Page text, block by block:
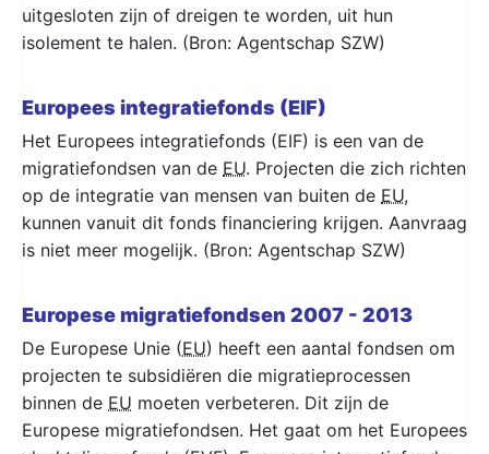
uitgesloten zijn of dreigen te worden, uit hun
isolement te halen. (Bron: Agentschap SZW)
Europees integratiefonds (EIF)
Het Europees integratiefonds (EIF) is een van de
migratiefondsen van de EU. Projecten die zich richten
op de integratie van mensen van buiten de EU,
kunnen vanuit dit fonds financiering krijgen. Aanvraag
is niet meer mogelijk. (Bron: Agentschap SZW)
Europese migratiefondsen 2007 - 2013
De Europese Unie (EU) heeft een aantal fondsen om
projecten te subsidiëren die migratieprocessen
binnen de EU moeten verbeteren. Dit zijn de
Europese migratiefondsen. Het gaat om het Europees